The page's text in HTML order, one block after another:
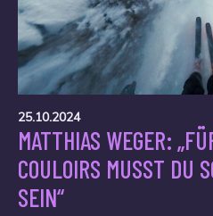
25.10.2024
MATTHIAS WEGER:
COULOIRS MUSST DU
SEIN“